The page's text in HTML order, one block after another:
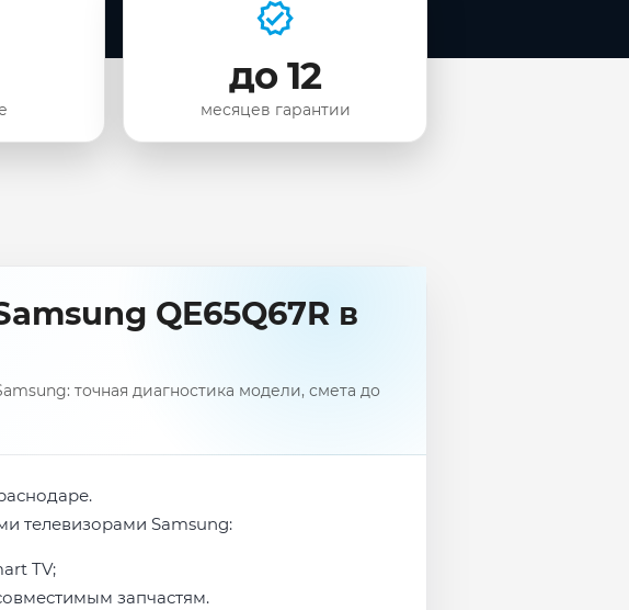
до 12
месяцев гарантии
QE65Q67R в
точная диагностика модели, смета до
телевизорами Samsung:
TV;
запчастям.